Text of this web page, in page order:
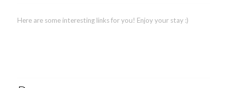
Here are some interesting links for you! Enjoy your stay :)